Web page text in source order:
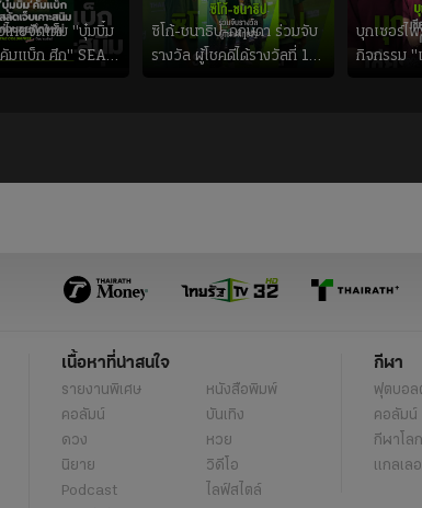
ไทยจัดเต็ม "บุ๋มบิ๋ม
มแบ็ก ศึก" SEA
ซิโก้-ชนาธิป-กฤษดา ร่วมจับ
รางวัล ผู้โชคดีได้รางวัลที่ 1
บุกเซอร์ไ
กิจกรรม "
เนื้อหาที่น่าสนใจ
รายงานพิเศษ
หนังสือพิมพ์
คอลัมน์
บันเทิง
ดวง
หวย
นิยาย
วิดีโอ
Podcast
ไลฟ์สไตล์
กีฬา
ฟุตบอล
คอลัมน์
กีฬาโลก
แกลเล